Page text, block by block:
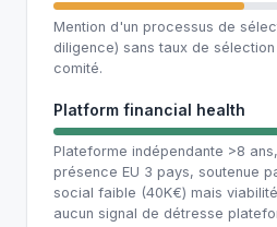
Mention d'un processus de
diligence) sans taux de
comité.
Platform financial health
Plateforme indépendante >8
présence EU 3 pays, soutenue
social faible (40K€) mais
aucun signal de détresse